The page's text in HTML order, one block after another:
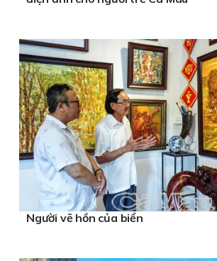
Người vẽ hồn của biển